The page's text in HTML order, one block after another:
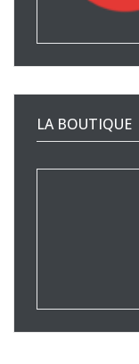
LA BOUTIQUE